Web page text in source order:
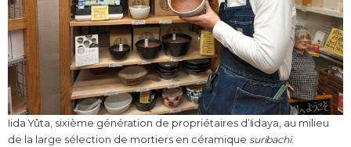
Iida Yûta, sixième génération de propriétaires d’Iidaya, au milieu
de la large sélection de mortiers en céramique suribachi.